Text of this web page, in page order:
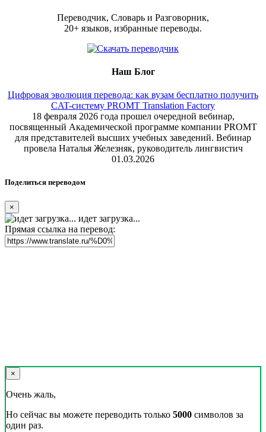
Переводчик, Словарь и Разговорник,
20+ языков, избранные переводы.
Наш Блог
Цифровая эволюция перевода: как вузам бесплатно получить
CAT-систему PROMT Translation Factory
18 февраля 2026 года прошел очередной вебинар,
посвященный Академической программе компании PROMT
для представителей высших учебных заведений. Вебинар
провела Наталья Железняк, руководитель лингвистич
01.03.2026
Поделиться переводом
×
идет загрузка...
Прямая ссылка на перевод:
×
Очень жаль,
Но сейчас вы можете переводить только 5000 символов за
один раз.